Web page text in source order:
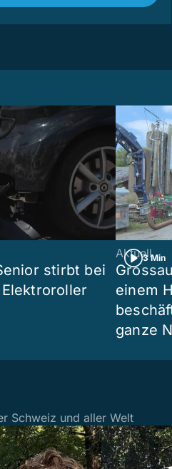
stirbt bei
3 Min
Aktuell
einem
ganze
Schweiz und aller Welt